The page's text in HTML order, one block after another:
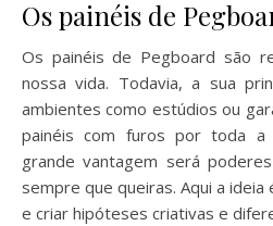
Os painéis de
Os painéis de Pegboard são
nossa vida. Todavia, a sua
ambientes como estúdios ou
painéis com furos por toda a
grande vantagem será
sempre que queiras. Aqui a
e criar hipóteses criativas e